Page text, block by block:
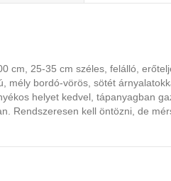
cm, 25-35 cm széles, felálló,
mély bordó-vörös, sötét
helyet kedvel, tápanyagban
Rendszeresen kell öntözni, de